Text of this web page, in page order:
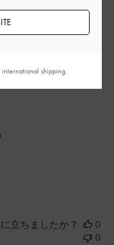
ションにも合わせられ
立ちましたか？
0
0
shipping.